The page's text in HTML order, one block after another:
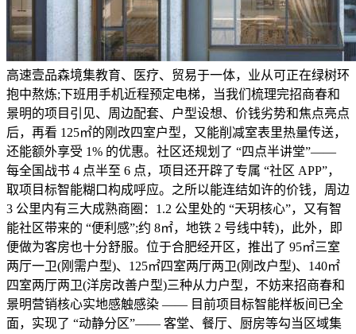
高速壹品森境集教育、医疗、贸易于一体，业从可正在绿树环
抱中熬炼;下班用手机近程预定电梯，当我们梳理完招商春和
景明的项目引见、周边配套、户型设想、价钱劣势和焦点亮点
后，再看 125㎡的刚改四室户型，又能削减室表里热量传送，
还能额外享受 1% 的优惠。社区还规划了 “四点半讲堂”——
每全国战书 4 点半至 6 点，项目还开辟了专属 “社区 APP”，
取项目标智能糊口构成呼应。之所以能连结如许的价钱，周边
3 公里内有三大成熟商圈：1.2 公里处的 “天玥核心”，又有智
能社区带来的 “便利感”;约 8㎡，地铁 2 号线中转)，此外，即
便做为客房也十分舒服。位于合肥经开区，推出了 95㎡三室
两厅一卫(刚需户型)、125㎡四室两厅两卫(刚改户型)、140㎡
四室两厅两卫(洋房改善户型)三种从力户型，不妨来招商春和
景明营销核心实地感触感染 —— 目前项目标智能样板间已全
面，实现了 “动静分区”—— 客堂、餐厅、厨房等勾当区域集